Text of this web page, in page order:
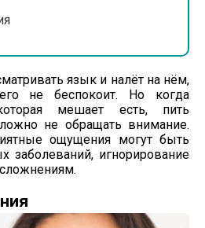
язык и налёт на нём,
не беспокоит. Но когда
мешает есть, пить
не обращать внимание.
ощущения могут быть
заболеваний, игнорирование